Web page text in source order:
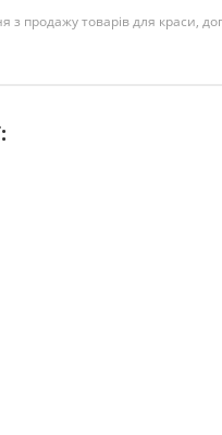
продажу товарів для краси,